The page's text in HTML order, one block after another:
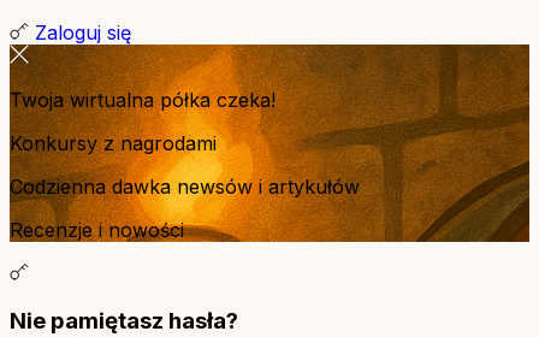
Zaloguj się
Twoja wirtualna półka czeka!
Konkursy z nagrodami
Codzienna dawka newsów i artykułów
Recenzje i nowości
Nie pamiętasz hasła?